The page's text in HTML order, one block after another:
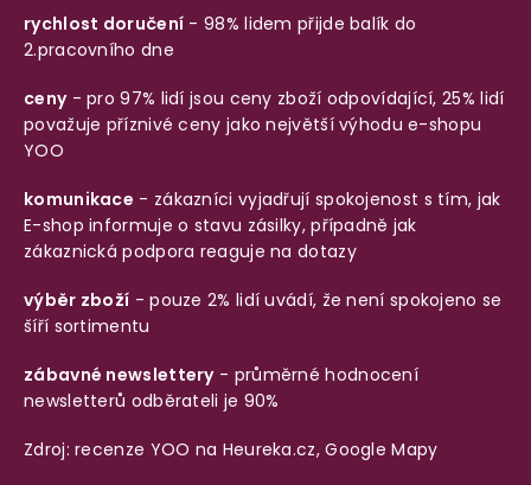
rychlost doručení - 98% lidem přijde balík do
2.pracovního dne
ceny- pro 97% lidí jsou ceny zboží odpovídající, 25% lidí
považuje příznivé ceny jako největší výhodu e-shopu
YOO
komunikace - zákazníci vyjadřují spokojenost s tím, jak
E-shop informuje o stavu zásilky, případně jak
zákaznická podpora reaguje na dotazy
výběr zboží - pouze 2% lidí uvádí, že není spokojeno se
šíří sortimentu
zábavné newslettery- průměrné hodnocení
newsletterů odběrateli je 90%
Zdroj: recenze YOO na Heureka.cz,Google Mapy